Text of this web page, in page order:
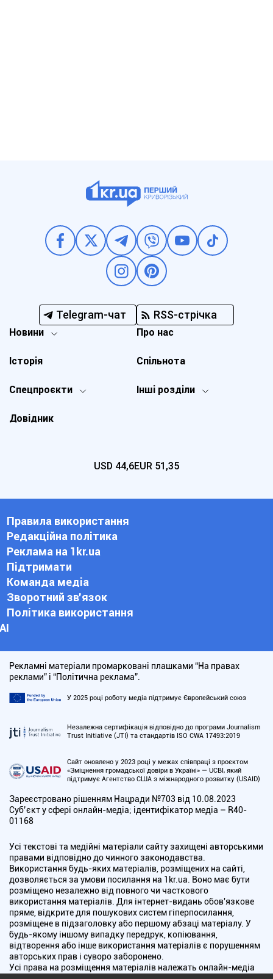
Telegram-чат RSS-стрічка
Новини
Спецпроєкти Інші розділи
Історія
Про нас
Довідник
Спільнота
USD 44,6EUR 51,35
Правила використання
Редакційна політика
Реклама на 1kr.ua
Підтримати
Команда медіа
Зворотний зв'язок
Політика використання
АІ
Рекламні матеріали промарковані плашками “На правах
реклами” і “Політична реклама”.
У 2025 році роботу медіа підтримує Європейський союз
Незалежна сертифікація відповідно до програми Journalism
Trust Initiative (JTI) та стандартів ISO CWA 17493:2019
Сайт оновлено у 2023 році у межах співпраці з проєктом
«Зміцнення громадської довіри в Україні» — UCBI, який
підтримує Агентство США з міжнародного розвитку (USAID)
Зареєстровано рішенням Нацради №703 від 10.08.2023
Cуб’єкт у сфері онлайн-медіа; ідентифікатор медіа – R40-
01168
Усі текстові та медійні матеріали сайту захищені авторськими
правами відповідно до чинного законодавства.
Використання будь-яких матеріалів, розміщених на сайті,
дозволяється за умови посилання на 1kr.ua. Воно має бути
розміщено незалежно від повного чи часткового
використання матеріалів. Для інтернет-видань обов'язкове
пряме, відкрите для пошукових систем гіперпосилання,
розміщене в підзаголовку або першому абзаці матеріалу. У
будь-якому іншому випадку передрук, копіювання,
відтворення або інше використання матеріалів є порушенням
авторських прав і суворо заборонено.
Усі права на розміщення матеріалів належать онлайн-медіа